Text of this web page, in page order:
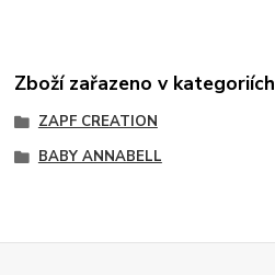
Zboží zařazeno v kategoriích
ZAPF CREATION
BABY ANNABELL